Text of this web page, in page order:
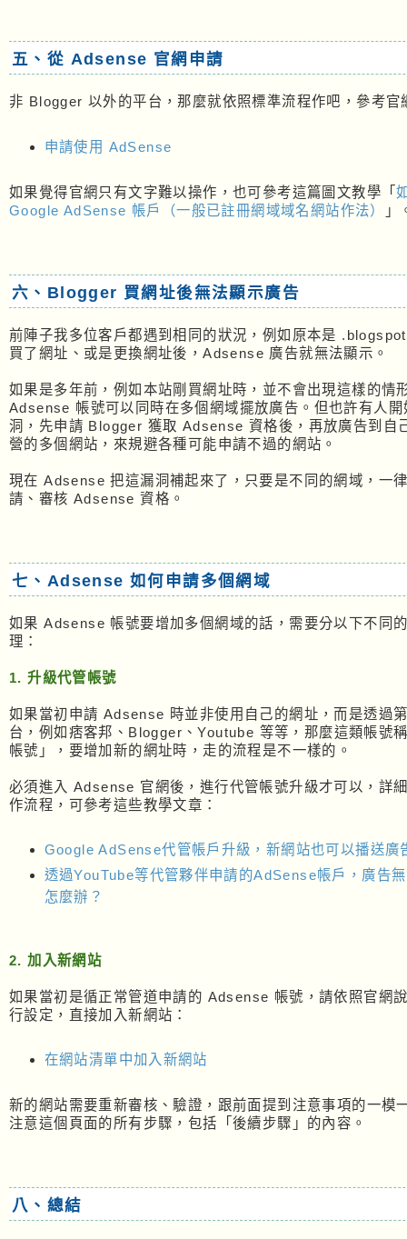
五、從 Adsense 官網申請
非 Blogger 以外的平台，那麼就依照標準流程作吧，參考官
申請使用 AdSense
如果覺得官網只有文字難以操作，也可參考這篇圖文教學「
Google AdSense 帳戶（一般已註冊網域域名網站作法）
」
六、Blogger 買網址後無法顯示廣告
前陣子我多位客戶都遇到相同的狀況，例如原本是
買了網址、或是更換網址後，Adsense 廣告就無法顯示。
如果是多年前，例如本站剛買網址時，並不會出現這樣的情
Adsense 帳號可以同時在多個網域擺放廣告。但也許有人開
洞，先申請 Blogger 獲取 Adsense 資格後，再放廣告到自
營的多個網站，來規避各種可能申請不過的網站。
現在 Adsense 把這漏洞補起來了，只要是不同的網域，一
請、審核 Adsense 資格。
七、Adsense 如何申請多個網域
如果 Adsense 帳號要增加多個網域的話，需要分以下不同
理：
1. 升級代管帳號
如果當初申請 Adsense 時並非使用自己的網址，而是透過
台，例如痞客邦、Blogger、Youtube 等等，那麼這類帳號
帳號」，要增加新的網址時，走的流程是不一樣的。
必須進入 Adsense 官網後，進行代管帳號升級才可以，詳
作流程，可參考這些教學文章：
Google AdSense代管帳戶升級，新網站也可以播送廣
透過YouTube等代管夥伴申請的AdSense帳戶，廣告
怎麼辦？
2. 加入新網站
如果當初是循正常管道申請的 Adsense 帳號，請依照官網
行設定，直接加入新網站：
在網站清單中加入新網站
新的網站需要重新審核、驗證，跟前面提到注意事項的一模
注意這個頁面的所有步驟，包括「後續步驟」的內容。
八、總結